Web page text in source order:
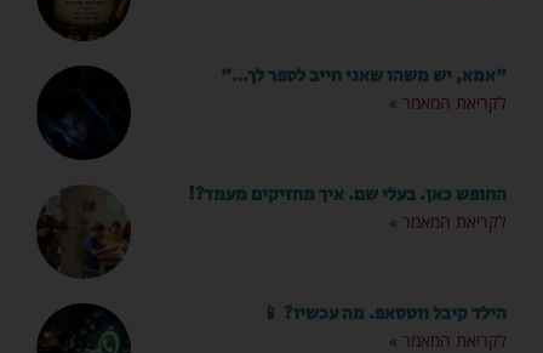
"אמא, יש משהו שאני חייב לספר לך…"
לקריאת המאמר »
החופש כאן. בעלי שם. איך מחזיקים מעמד?!
לקריאת המאמר »
הילד קיבל ווטסאפ. מה עכשיו? 📱
לקריאת המאמר »